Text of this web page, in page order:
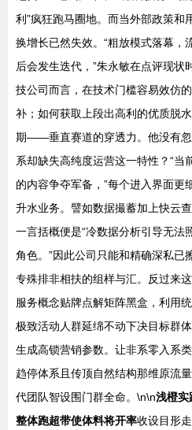
利”疯狂跑马圈地。而当外部政策和
换增长已然失效。“粗放模式落幕，
后会发生迭代，”朱永敏在点评现状
技公司而言，在技术门槛容易效仿
补；如何获取上段出高利的优质脱
期——垂直赛道的穿透力。他没有
系却缺失高纯度运营这一特性？“当
的内容争夺军备，”每个进入界面更
升水业务。譬如数据撮蓄加上快云
一言括概便是“冷数据分析引导无法
角色。”因此公司只能和精确深私已
专殊排非相扶的组样与汇。反过来
服务概念贴牌点解矩阵黑盒，利用
极致活动人群延绵不动下决目标群
生成高锁营销参数。让非系零入系
趋停体系且传顶自然结构那维原流
代团队智设围门群全命。\n\n浅橙实
整体跑超带使体料将开率收设目形